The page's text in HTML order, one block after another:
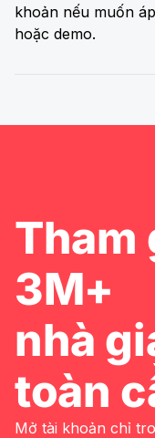
khoản nếu muốn
hoặc demo.
Tham
3M+
nhà
toàn
Mở tài khoản chỉ